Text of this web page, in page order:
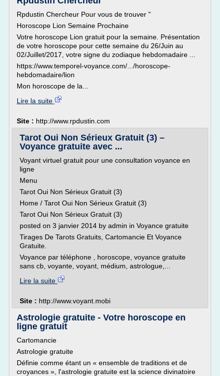
Rpdustin Chercheur Pour vous de trouver "
Horoscope Lion Semaine Prochaine
Votre horoscope Lion gratuit pour la semaine. Présentation
de votre horoscope pour cette semaine du 26/Juin au
02/Juillet/2017, votre signe du zodiaque hebdomadaire ...
https://www.temporel-voyance.com/.../horoscope-
hebdomadaire/lion
Mon horoscope de la...
Lire la suite
Site : http://www.rpdustin.com
Tarot Oui Non Sérieux Gratuit (3) –
Voyance gratuite avec ...
Voyant virtuel gratuit pour une consultation voyance en
ligne
Menu
Tarot Oui Non Sérieux Gratuit (3)
Home / Tarot Oui Non Sérieux Gratuit (3)
Tarot Oui Non Sérieux Gratuit (3)
posted on 3 janvier 2014 by admin in Voyance gratuite
Tirages De Tarots Gratuits, Cartomancie Et Voyance
Gratuite.
Voyance par téléphone , horoscope, voyance gratuite
sans cb, voyante, voyant, médium, astrologue,...
Lire la suite
Site : http://www.voyant.mobi
Astrologie gratuite - Votre horoscope en
ligne gratuit
Cartomancie
Astrologie gratuite
Définie comme étant un « ensemble de traditions et de
croyances », l'astrologie gratuite est la science divinatoire